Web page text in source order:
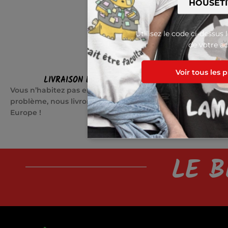
LIVRAISON EN EUROPE
Vous n’habitez pas en France ? Pas de
problème, nous livrons partout en
Europe !
Quelque
jours pour
LE
Utilisez le code ci-dessus
de votre
Voir tous les